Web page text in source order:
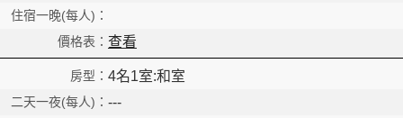
查看
4名1室:和室
---